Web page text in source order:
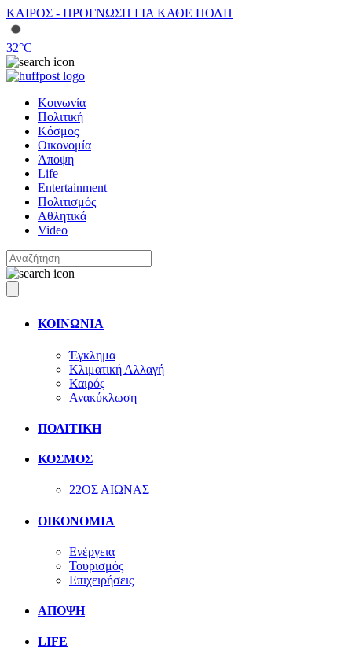
ΚΑΙΡΟΣ - ΠΡΟΓΝΩΣΗ ΓΙΑ ΚΑΘΕ ΠΟΛΗ
32°C
Κοινωνία
Πολιτική
Κόσμος
Οικονομία
Άποψη
Life
Entertainment
Πολιτισμός
Αθλητικά
Video
ΚΟΙΝΩΝΙΑ
Έγκλημα
Κλιματική Αλλαγή
Καιρός
Ανακύκλωση
ΠΟΛΙΤΙΚΗ
ΚΟΣΜΟΣ
22ΟΣ ΑΙΩΝΑΣ
ΟΙΚΟΝΟΜΙΑ
Ενέργεια
Τουρισμός
Επιχειρήσεις
ΑΠΟΨΗ
LIFE